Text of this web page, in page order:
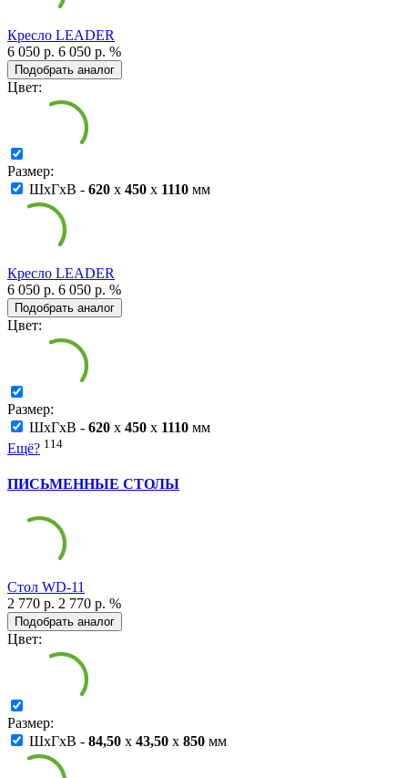
Кресло LEADER
6 050 р. 6 050 р. %
Подобрать аналог
Цвет:
Размер:
ШxГxВ - 620 x 450 x 1110 мм
Кресло LEADER
6 050 р. 6 050 р. %
Подобрать аналог
Цвет:
Размер:
ШxГxВ - 620 x 450 x 1110 мм
Ещё? 114
ПИСЬМЕННЫЕ СТОЛЫ
Cтол WD-11
2 770 р. 2 770 р. %
Подобрать аналог
Цвет:
Размер:
ШxГxВ - 84,50 x 43,50 x 850 мм